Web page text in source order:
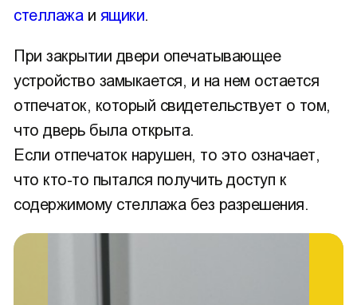
стеллажаи ящики.
При закрытии двери опечатывающее
устройство замыкается, и на нем остается
отпечаток, который свидетельствует о том,
что дверь была открыта.
Если отпечаток нарушен, то это означает,
что кто-то пытался получить доступ к
содержимому стеллажа без разрешения.